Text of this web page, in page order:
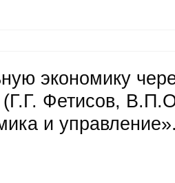
экономику
(Г.Г. Фетисов,
и